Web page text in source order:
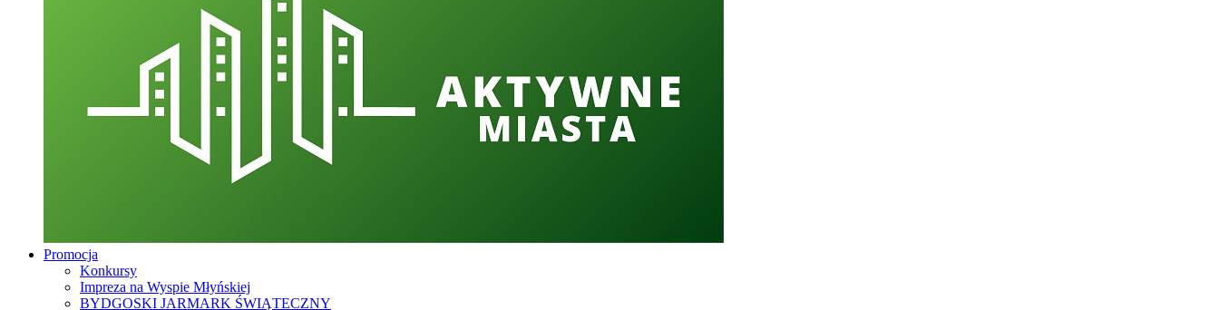
Promocja
Konkursy
Impreza na Wyspie Młyńskiej
BYDGOSKI JARMARK ŚWIĄTECZNY